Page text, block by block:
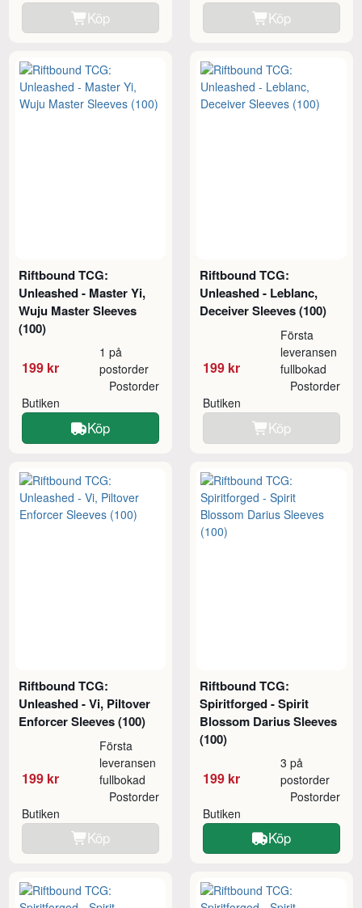
Köp Köp
Riftbound TCG:
Unleashed - Master Yi,
Wuju Master Sleeves
(100)
199 kr
1 på
postorder
Butiken
Postorder
Köp
Riftbound TCG:
Unleashed - Leblanc,
Deceiver Sleeves (100)
199 kr
Första
leveransen
fullbokad
Butiken
Postorder
Köp
Riftbound TCG:
Unleashed - Vi, Piltover
Enforcer Sleeves (100)
199 kr
Första
leveransen
fullbokad
Butiken
Postorder
Köp
Riftbound TCG:
Spiritforged - Spirit
Blossom Darius Sleeves
(100)
199 kr
3 på
postorder
Butiken
Postorder
Köp